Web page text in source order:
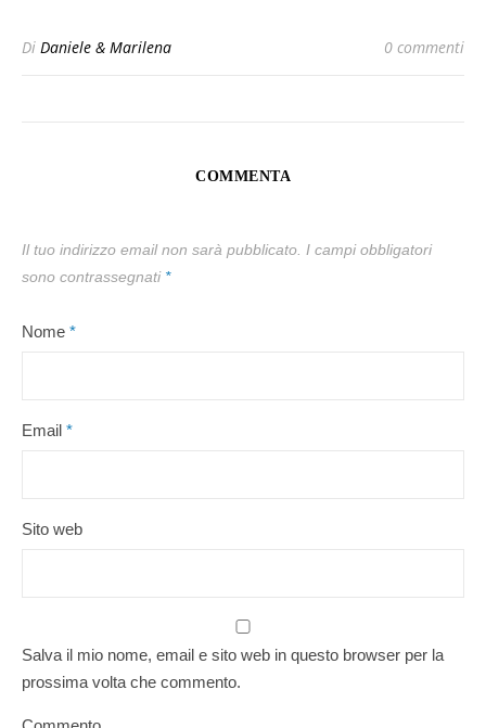
Di Daniele & Marilena 0 commenti
COMMENTA
Il tuo indirizzo email non sarà pubblicato. I campi obbligatori
sono contrassegnati *
Nome *
Email *
Sito web
Salva il mio nome, email e sito web in questo browser per la
prossima volta che commento.